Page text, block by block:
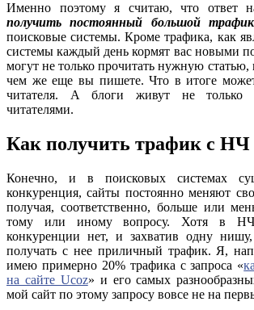
Именно поэтому я считаю, что ответ
получить постоянный большой
поисковые системы. Кроме трафика, как
системы каждый день кормят вас новыми
могут не только прочитать нужную статью,
чем же еще вы пишете. Что в итоге
читателя. А блоги живут не
читателями.
Как получить трафик с НЧ
Конечно, и в поисковых системах
конкуренция, сайты постоянно меняют
получая, соответственно, больше или
тому или иному вопросу. Хотя в НЧ
конкуренции нет, и захватив одну
получать с нее приличный трафик. Я,
имею примерно 20% трафика с запроса «
на сайте Ucoz» и его самых
мой сайт по этому запросу вовсе не на